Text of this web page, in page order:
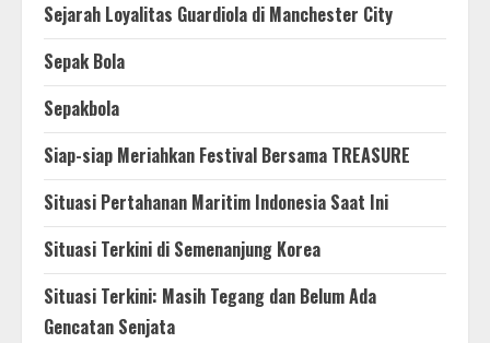
Sejarah Loyalitas Guardiola di Manchester City
Sepak Bola
Sepakbola
Siap-siap Meriahkan Festival Bersama TREASURE
Situasi Pertahanan Maritim Indonesia Saat Ini
Situasi Terkini di Semenanjung Korea
Situasi Terkini: Masih Tegang dan Belum Ada
Gencatan Senjata